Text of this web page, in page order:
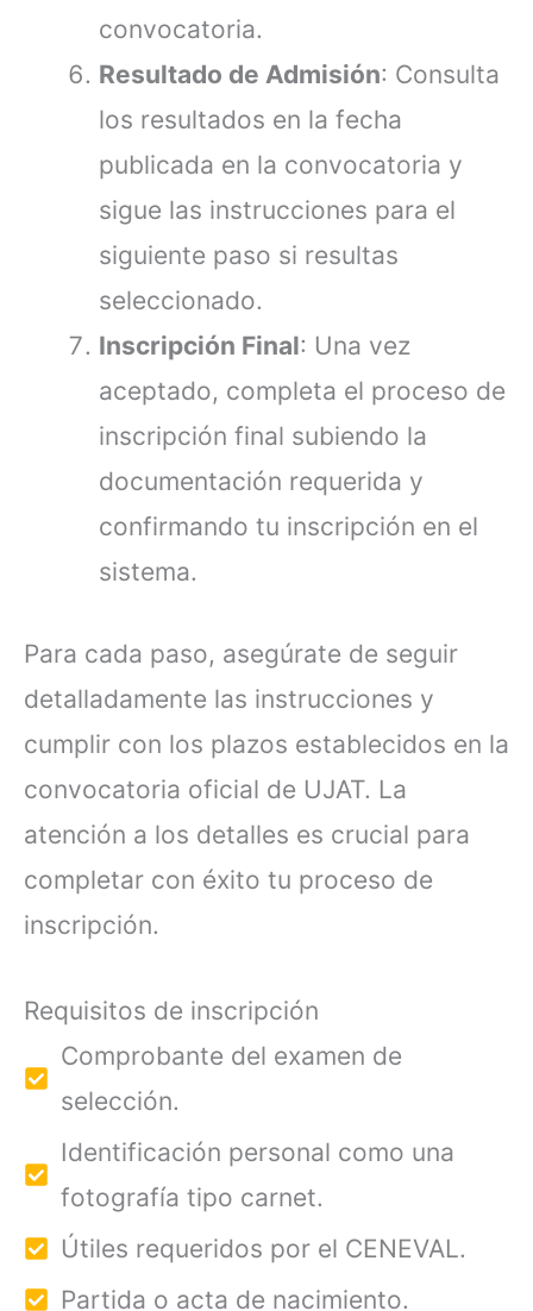
convocatoria.
Resultado de Admisión: Consulta
los resultados en la fecha
publicada en la convocatoria y
sigue las instrucciones para el
siguiente paso si resultas
seleccionado.
Inscripción Final: Una vez
aceptado, completa el proceso de
inscripción final subiendo la
documentación requerida y
confirmando tu inscripción en el
sistema.
Para cada paso, asegúrate de seguir
detalladamente las instrucciones y
cumplir con los plazos establecidos en la
convocatoria oficial de UJAT. La
atención a los detalles es crucial para
completar con éxito tu proceso de
inscripción.
Requisitos de inscripción
Comprobante del examen de
selección.
Identificación personal como una
fotografía tipo carnet.
Útiles requeridos por el CENEVAL.
Partida o acta de nacimiento.